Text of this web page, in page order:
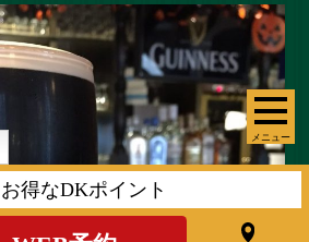
メニュー
お得なDKポイント